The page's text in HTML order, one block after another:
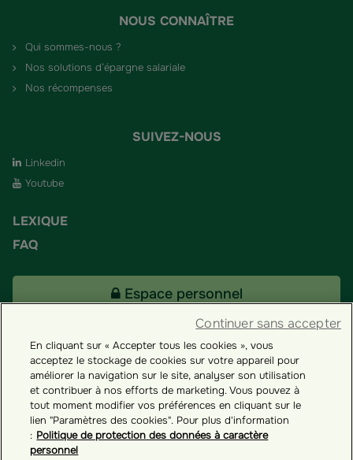
NOUS CONNAÎTRE
Qui sommes-nous ?
Nos solutions d’épargne salariale
Nos récompenses
SUIVEZ-NOUS
Linkedin
Youtube
LEXIQUE
FAQ
Espace personnel
Tous nos fonds
Contact
En cliquant sur « Accepter tous les cookies », vous
acceptez le stockage de cookies sur votre appareil pour
améliorer la navigation sur le site, analyser son utilisation
et contribuer à nos efforts de marketing. Vous pouvez à
tout moment modifier vos préférences en cliquant sur le
lien "Paramètres des cookies". Pour plus d'information
: Politique de protection des données à caractère
personnel
Continuer sans accepter